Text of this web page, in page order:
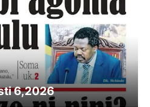
6,2026